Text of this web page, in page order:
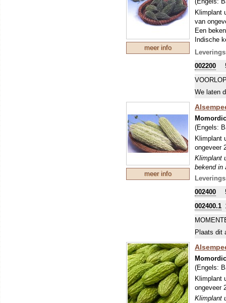
meer info
Klimplant
van
Een
Indische
Klimplant
prachtige
002200
We laten
meer info
(Engels:
Klimplant
ongeveer
Klimplant
bekend in
prachtige
002400
002400.1
Plaats dit
(Engels:
Klimplant
ongeveer
Klimplant